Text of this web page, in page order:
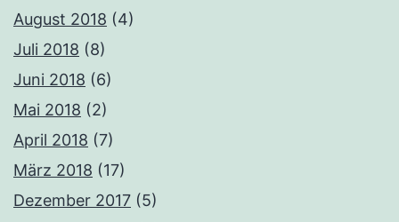
August 2018 (4)
Juli 2018 (8)
Juni 2018 (6)
Mai 2018 (2)
April 2018 (7)
März 2018 (17)
Dezember 2017 (5)